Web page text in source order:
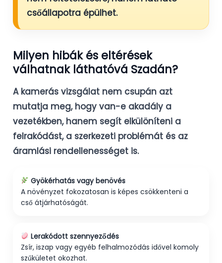
csőállapotra épülhet.
Milyen hibák és eltérések
válhatnak láthatóvá Szadán?
A kamerás vizsgálat nem csupán azt
mutatja meg, hogy van-e akadály a
vezetékben, hanem segít elkülöníteni a
felrakódást, a szerkezeti problémát és az
áramlási rendellenességet is.
Gyökérhatás vagy benövés
A növényzet fokozatosan is képes csökkenteni a
cső átjárhatóságát.
Lerakódott szennyeződés
Zsír, iszap vagy egyéb felhalmozódás idővel komoly
szűkületet okozhat.